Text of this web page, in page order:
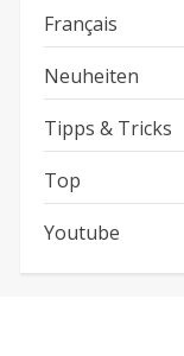
Français
Neuheiten
Tipps & Tricks
Top
Youtube